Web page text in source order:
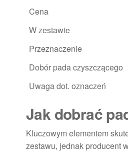
Cena
W zestawie
Przeznaczenie
Dobór pada czyszczącego
Uwaga dot. oznaczeń
Jak dobrać
Kluczowym elementem
zestawu, jednak producent